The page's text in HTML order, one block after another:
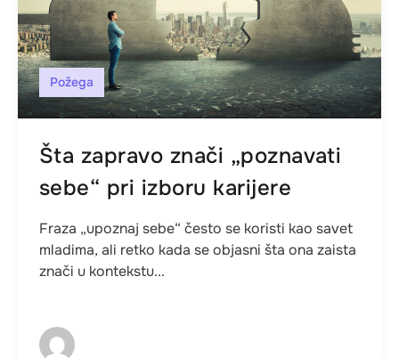
Požega
Šta zapravo znači „poznavati
sebe“ pri izboru karijere
Fraza „upoznaj sebe“ često se koristi kao savet
mladima, ali retko kada se objasni šta ona zaista
znači u kontekstu...